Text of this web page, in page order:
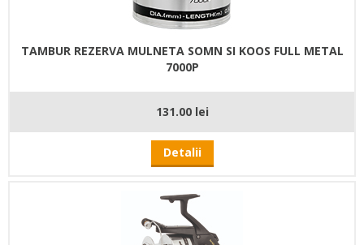
TAMBUR REZERVA MULNETA SOMN SI KOOS FULL METAL
7000P
131.00 lei
Detalii